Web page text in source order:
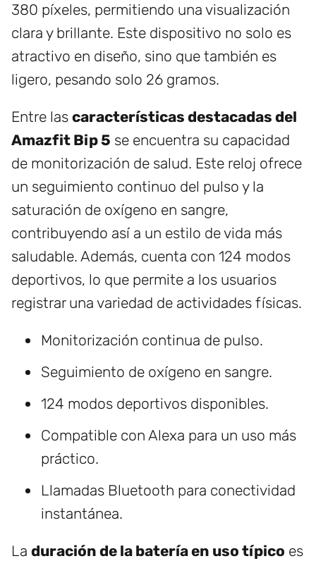
380 píxeles, permitiendo una visualización
clara y brillante. Este dispositivo no solo es
atractivo en diseño, sino que también es
ligero, pesando solo 26 gramos.
Entre las características destacadas del
Amazfit Bip 5 se encuentra su capacidad
de monitorización de salud. Este reloj ofrece
un seguimiento continuo del pulso y la
saturación de oxígeno en sangre,
contribuyendo así a un estilo de vida más
saludable. Además, cuenta con 124 modos
deportivos, lo que permite a los usuarios
registrar una variedad de actividades físicas.
Monitorización continua de pulso.
Seguimiento de oxígeno en sangre.
124 modos deportivos disponibles.
Compatible con Alexa para un uso más
práctico.
Llamadas Bluetooth para conectividad
instantánea.
La duración de la batería en uso típico es